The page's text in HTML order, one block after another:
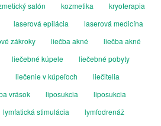
salón kozmetika
kryoterapia
laserová epilácia
laserová medicína
zákroky liečba akné
liečba akné
liečebné kúpele
liečebné pobyty
liečenie v kúpeľoch
liečitelia
vrások liposukcia
liposukcia
lymfatická stimulácia
lymfodrenáž